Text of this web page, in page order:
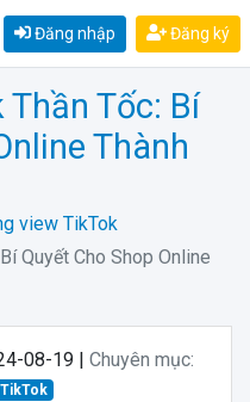
Đăng nhập Đăng ký
Tốc: Bí
Thành
view TikTok
Quyết Cho Shop Online
08-19 | Chuyên mục: